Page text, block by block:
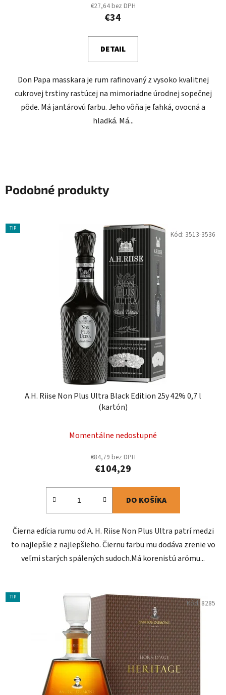
€27,64 bez DPH
€34
DETAIL
Don Papa masskara je rum rafinovaný z vysoko kvalitnej
cukrovej trstiny rastúcej na mimoriadne úrodnej sopečnej
pôde. Má jantárovú farbu. Jeho vôňa je ľahká, ovocná a
hladká. Má...
Podobné produkty
TIP
A.H. Riise Non Plus Ultra Black Edition 25y 42% 0,7 l
(kartón)
Momentálne nedostupné
€84,79 bez DPH
€104,29
DO KOŠÍKA
Čierna edícia rumu od A. H. Riise Non Plus Ultra patrí medzi
to najlepšie z najlepšieho. Čiernu farbu mu dodáva zrenie vo
veľmi starých spálených sudoch.Má korenistú arómu...
Kód: 3513-3536
TIP
Kód:8285